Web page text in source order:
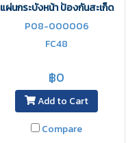
แผ่นกระบังหน้า ป้องกันสะเก็ด
P08-000006
FC48
฿0
Add to Cart
Compare